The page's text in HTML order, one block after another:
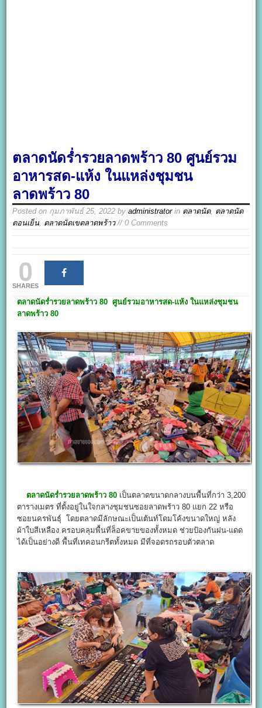
ตลาดนัดร่ำรวยลาดพร้าว 80 ศูนย์รวม
อาหารสด-แห้ง ในแหล่งชุมชน
ลาดพร้าว 80
Posted on กุมภาพันธ์ 25, 2022 byadministratorin ตลาดนัด, ตลาดนัด
ตอนเย็น, ตลาดนัดเขตลาดพร้าว// 0 Comments
0
SHARES
ตลาดนัดร่ำรวยลาดพร้าว 80 ศูนย์รวมอาหารสด-แห้ง ในแหล่งชุมชน
ลาดพร้าว 80
ตลาดนัดร่ำรวยลาดพร้าว 80 เป็นตลาดขนาดกลางบนพื้นที่กว่า 3,200
ตารางเมตร ที่ตั้งอยู่ในใจกลางชุมชนซอยลาดพร้าว 80 แยก 22 หรือ
ซอยนครพันธุ์ โดยตลาดมีลักษณะเป็นเต้นท์โดมโค้งขนาดใหญ่ หลัง
ผ้าใบสีเหลือง ครอบคลุมพื้นที่ล็อคขายของทั้งหมด ช่วยป้องกันฝน-แดด
ได้เป็นอย่างดี พื้นที่เทคอนกรีตทั้งหมด มีที่จอดรถรอบตัวตลาด